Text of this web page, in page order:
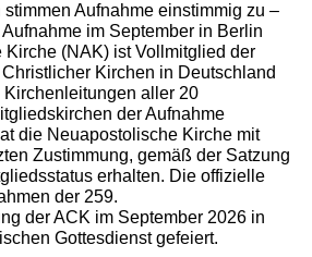
Aufnahme einstimmig zu –
im September in Berlin
Kirche (NAK) ist Vollmitglied der
Kirchen in Deutschland
aller 20
der Aufnahme
die Neuapostolische Kirche mit
Zustimmung, gemäß der Satzung
erhalten. Die offizielle
der 259.
der ACK im September 2026 in
Gottesdienst gefeiert.